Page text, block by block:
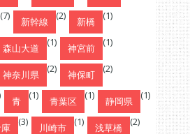
(7) 新幹線 (2) 新橋 (1)
森山大道 (1) 神宮前 (1)
神奈川県 (2) 神保町 (2)
青 (1) 青葉区 (1) 静岡県 (1)
(3) 川崎市 (1) 浅草橋 (2)